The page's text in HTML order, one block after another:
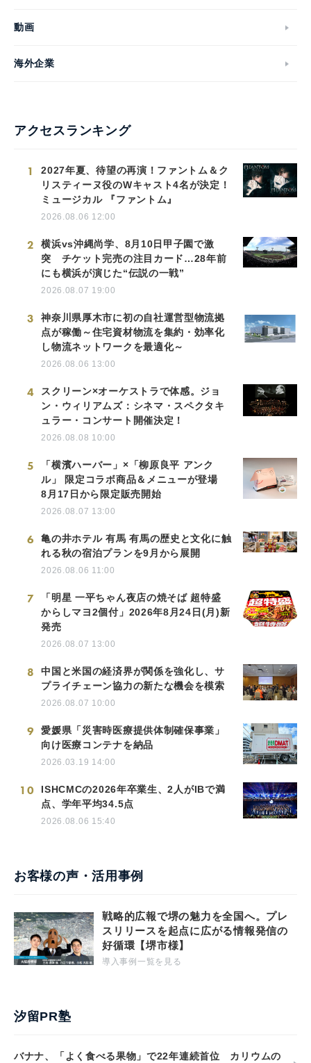
動画
海外企業
アクセスランキング
1
2027年夏、待望の再演！ファントム＆ク
リスティーヌ役のWキャスト4名が決定！
ミュージカル 『ファントム』
2026.08.06 12:00
2
横浜vs沖縄尚学、8月10日甲子園で激
突 チケット完売の注目カード…28年前
にも横浜が演じた“伝説の一戦”
2026.08.07 19:00
3
神奈川県厚木市に初の自社運営型物流拠
点が稼働～住宅資材物流を集約・効率化
し物流ネットワークを最適化～
2026.08.06 13:00
4
スクリーン×オーケストラで体感。ジョ
ン・ウィリアムズ：シネマ・スペクタキ
ュラー・コンサート開催決定！
2026.08.08 10:00
5
「横濱ハーバー」×「柳原良平 アンク
ル」 限定コラボ商品＆メニューが登場
8月17日から限定販売開始
2026.08.07 13:00
6
亀の井ホテル 有馬 有馬の歴史と文化に触
れる秋の宿泊プランを9月から展開
2026.08.06 11:00
7
「明星 一平ちゃん夜店の焼そば 超特盛
からしマヨ2個付」2026年8月24日(月)新
発売
2026.08.07 13:00
8
中国と米国の経済界が関係を強化し、サ
プライチェーン協力の新たな機会を模索
2026.08.07 10:00
9
愛媛県「災害時医療提供体制確保事業」
向け医療コンテナを納品
2026.03.19 14:00
10
ISHCMCの2026年卒業生、2人がIBで満
点、学年平均34.5点
2026.08.06 15:40
お客様の声・活用事例
戦略的広報で堺の魅力を全国へ。プレ
スリリースを起点に広がる情報発信の
好循環【堺市様】
導入事例一覧を見る
汐留PR塾
バナナ、「よく食べる果物」で22年連続首位 カリウムの